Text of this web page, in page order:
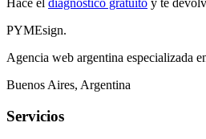
Hacé el diagnóstico gratuito y te
PYMEsign.
Agencia web argentina especializada
Buenos Aires, Argentina
Servicios